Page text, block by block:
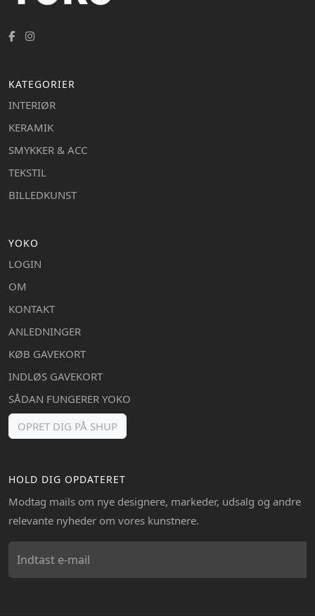
KATEGORIER
INTERIØR
KERAMIK
SMYKKER & ACC
TEKSTIL
BILLEDKUNST
YOKO
LOGIN
OM
KONTAKT
ANLEDNINGER
KØB GAVEKORT
INDLØS GAVEKORT
SÅDAN FUNGERER YOKO
OPRET DIG PÅ SHUP
HOLD DIG OPDATERET
Modtag mails om nye designere, markeder, udsalg og andre
relevante nyheder om vores kunstnere.